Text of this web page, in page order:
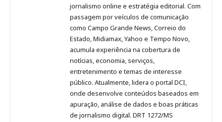
Pinterest
LinkedInInstagram
FacebookMalagolini
jornalismo online e estratégia editorial. Com
passagem por veículos de comunicação
como Campo Grande News, Correio do
Estado, Midiamax, Yahoo e Tempo Novo,
acumula experiência na cobertura de
notícias, economia, serviços,
entretenimento e temas de interesse
público. Atualmente, lidera o portal DCI,
onde desenvolve conteúdos baseados em
apuração, análise de dados e boas práticas
de jornalismo digital. DRT 1272/MS